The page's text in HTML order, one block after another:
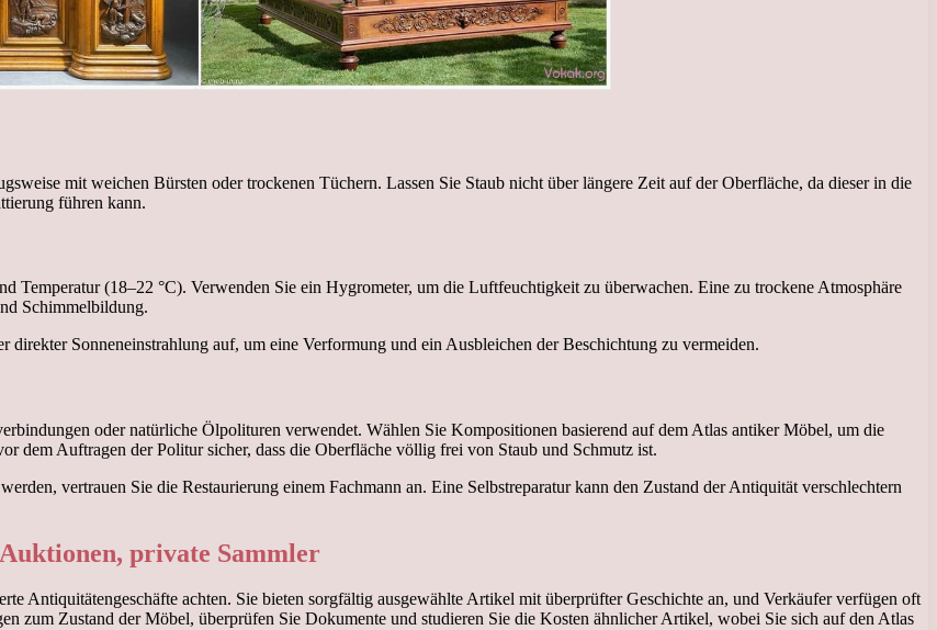
mit weichen Bürsten oder trockenen Tüchern. Lassen Sie Staub nicht über längere Zeit auf der Oberfläche, da dieser in die
führen kann.
(18–22 °C). Verwenden Sie ein Hygrometer, um die Luftfeuchtigkeit zu überwachen. Eine zu trockene Atmosphäre
Schimmelbildung.
Sonneneinstrahlung auf, um eine Verformung und ein Ausbleichen der Beschichtung zu vermeiden.
oder natürliche Ölpolituren verwendet. Wählen Sie Kompositionen basierend auf dem Atlas antiker Möbel, um die
dem Auftragen der Politur sicher, dass die Oberfläche völlig frei von Staub und Schmutz ist.
vertrauen Sie die Restaurierung einem Fachmann an. Eine Selbstreparatur kann den Zustand der Antiquität verschlechtern
private Sammler
Antiquitätengeschäfte achten. Sie bieten sorgfältig ausgewählte Artikel mit überprüfter Geschichte an, und Verkäufer verfügen oft
zum Zustand der Möbel, überprüfen Sie Dokumente und studieren Sie die Kosten ähnlicher Artikel, wobei Sie sich auf den Atlas